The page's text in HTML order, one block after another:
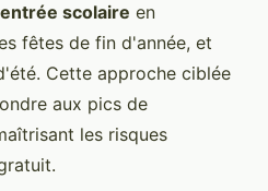
scolaire en
fêtes de fin d'année, et
Cette approche ciblée
aux pics de
les risques